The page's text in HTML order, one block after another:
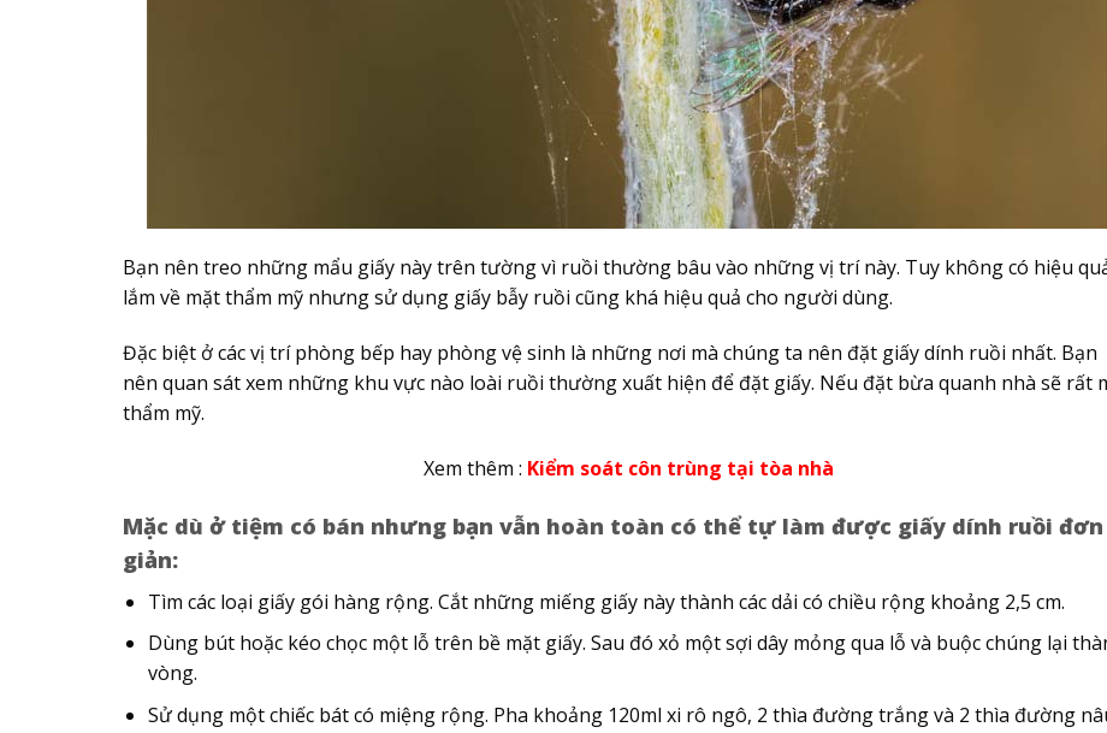
Bạn nên treo những mẩu giấy này trên tường vì ruồi thường bâu vào những vị trí này. Tuy không có hiệu
lắm về mặt thẩm mỹ nhưng sử dụng giấy bẫy ruồi cũng khá hiệu quả cho người dùng.
Đặc biệt ở các vị trí phòng bếp hay phòng vệ sinh là những nơi mà chúng ta nên đặt giấy dính ruồi nhất. Bạn
nên quan sát xem những khu vực nào loài ruồi thường xuất hiện để đặt giấy. Nếu đặt bừa quanh nhà sẽ rất
thẩm mỹ.
Xem thêm : Kiểm soát côn trùng tại tòa nhà
Mặc dù ở tiệm có bán nhưng bạn vẫn hoàn toàn có thể tự làm được giấy dính ruồi đơn
giản:
Tìm các loại giấy gói hàng rộng. Cắt những miếng giấy này thành các dải có chiều rộng khoảng 2,5 cm.
Dùng bút hoặc kéo chọc một lỗ trên bề mặt giấy. Sau đó xỏ một sợi dây mỏng qua lỗ và buộc chúng lại
vòng.
Sử dụng một chiếc bát có miệng rộng. Pha khoảng 120ml xi rô ngô, 2 thìa đường trắng và 2 thìa đường